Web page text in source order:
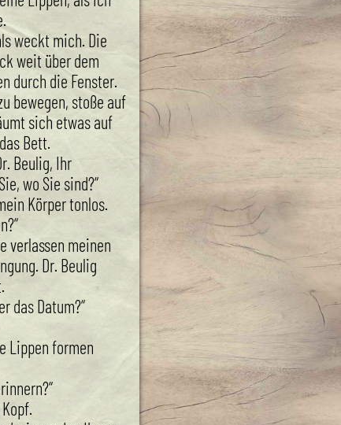
weckt mich. Die
weit über dem
durch die Fenster.
bewegen, stoße auf
sich etwas auf
Bett.
Beulig, Ihr
wo Sie sind?“
Körper tonlos.
verlassen meinen
Dr. Beulig
das Datum?“
Lippen formen